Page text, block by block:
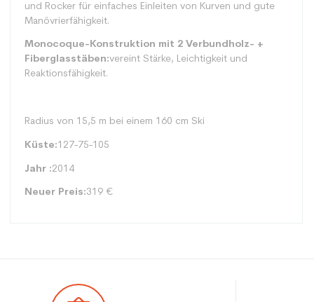
und Rocker für einfaches Einleiten von Kurven und gute
Manövrierfähigkeit.
Monocoque-Konstruktion mit 2 Verbundholz- +
Fiberglasstäben:vereint Stärke, Leichtigkeit und
Reaktionsfähigkeit.
Radius von 15,5 m bei einem 160 cm Ski
Küste:127-75-105
Jahr :2014
Neuer Preis:319 €